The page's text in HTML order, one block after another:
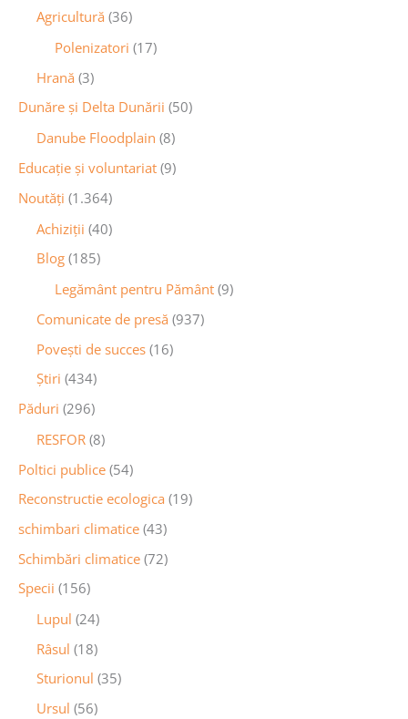
Agricultură (36)
Polenizatori (17)
Hrană (3)
Dunăre și Delta Dunării (50)
Danube Floodplain (8)
Educaţie și voluntariat (9)
Noutăţi (1.364)
Achiziţii (40)
Blog (185)
Legământ pentru Pământ (9)
Comunicate de presă (937)
Povești de succes (16)
Știri (434)
Păduri (296)
RESFOR (8)
Poltici publice (54)
Reconstructie ecologica (19)
schimbari climatice (43)
Schimbări climatice (72)
Specii (156)
Lupul (24)
Râsul (18)
Sturionul (35)
Ursul (56)